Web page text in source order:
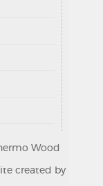
Wood
created by